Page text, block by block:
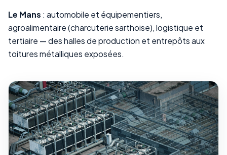
Le Mans : automobile et équipementiers,
agroalimentaire (charcuterie sarthoise), logistique et
tertiaire — des halles de production et entrepôts aux
toitures métalliques exposées.